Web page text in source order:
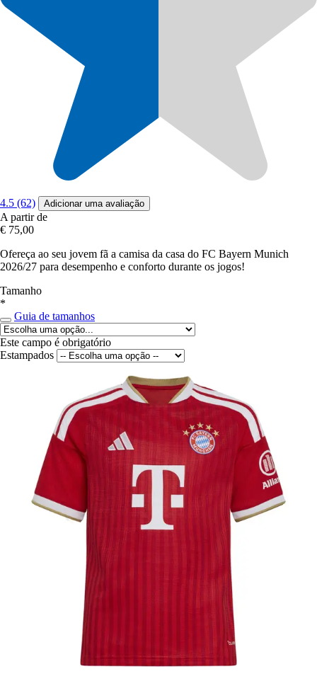
4.5 (62) Adicionar uma avaliação
A partir de
€ 75,00
Ofereça ao seu jovem fã a camisa da casa do FC Bayern Munich
2026/27 para desempenho e conforto durante os jogos!
Tamanho
*
Guia de tamanhos
Este campo é obrigatório
Estampados